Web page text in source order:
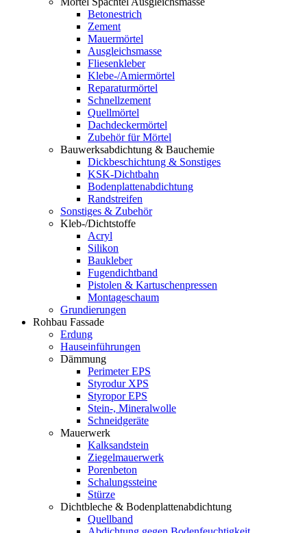
Betonestrich
Zement
Mauermörtel
Ausgleichsmasse
Fliesenkleber
Klebe-/Amiermörtel
Reparaturmörtel
Schnellzement
Quellmörtel
Dachdeckermörtel
Zubehör für Mörtel
Bauwerksabdichtung & Bauchemie
Dickbeschichtung & Sonstiges
KSK-Dichtbahn
Bodenplattenabdichtung
Randstreifen
Sonstiges & Zubehör
Kleb-/Dichtstoffe
Acryl
Silikon
Baukleber
Fugendichtband
Pistolen & Kartuschenpressen
Montageschaum
Grundierungen
Rohbau Fassade
Erdung
Hauseinführungen
Dämmung
Perimeter EPS
Styrodur XPS
Styropor EPS
Stein-, Mineralwolle
Schneidgeräte
Mauerwerk
Kalksandstein
Ziegelmauerwerk
Porenbeton
Schalungssteine
Stürze
Dichtbleche & Bodenplattenabdichtung
Quellband